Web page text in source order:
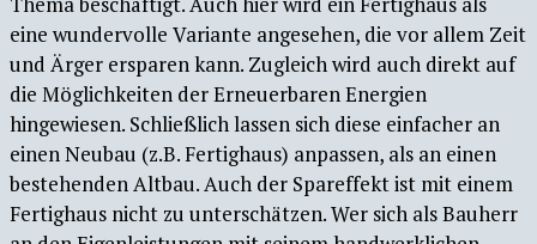
eine wundervolle Variante angesehen, die vor allem Zeit
und Ärger ersparen kann. Zugleich wird auch direkt auf
die Möglichkeiten der Erneuerbaren Energien
hingewiesen. Schließlich lassen sich diese einfacher an
einen Neubau (z.B. Fertighaus) anpassen, als an einen
bestehenden Altbau. Auch der Spareffekt ist mit einem
Fertighaus nicht zu unterschätzen. Wer sich als Bauherr